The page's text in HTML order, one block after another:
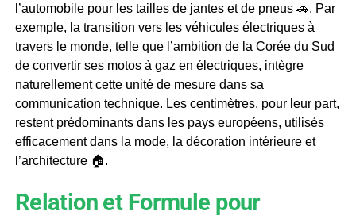
l’automobile pour les tailles de jantes et de pneus 🚗. Par
exemple, la transition vers les véhicules électriques à
travers le monde, telle que l’ambition de la Corée du Sud
de convertir ses motos à gaz en électriques, intègre
naturellement cette unité de mesure dans sa
communication technique. Les centimètres, pour leur part,
restent prédominants dans les pays européens, utilisés
efficacement dans la mode, la décoration intérieure et
l’architecture 🏠.
Relation et Formule pour